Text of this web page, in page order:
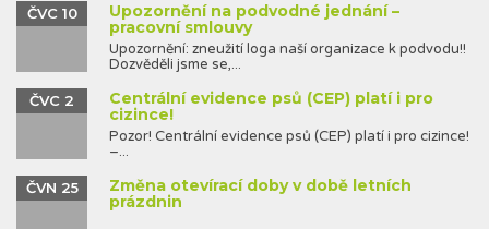
Upozornění na podvodné jednání –
pracovní smlouvy
ČVC 10
Upozornění: zneužití loga naší organizace k podvodu!!
Dozvěděli jsme se,...
Centrální evidence psů (CEP) platí i pro
cizince!
ČVC 2
Pozor! Centrální evidence psů (CEP) platí i pro cizince!
–...
Změna otevírací doby v době letních
prázdnin
ČVN 25